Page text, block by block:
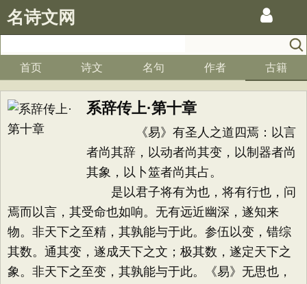
名诗文网
首页 诗文 名句 作者 古籍
系辞传上·第十章
《易》有圣人之道四焉：以言
者尚其辞，以动者尚其变，以制器者尚
其象，以卜筮者尚其占。
是以君子将有为也，将有行也，问
焉而以言，其受命也如响。无有远近幽深，遂知来
物。非天下之至精，其孰能与于此。参伍以变，错综
其数。通其变，遂成天下之文；极其数，遂定天下之
象。非天下之至变，其孰能与于此。《易》无思也，